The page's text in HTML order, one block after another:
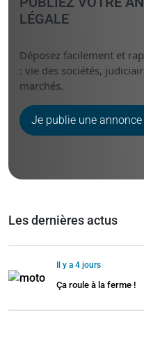
LÉGALE
Déposez facilement et
: vie des sociétés,
marchés.
Je publie une
Les dernières actus
Il y a 4 jours
Ça roule à la ferme !